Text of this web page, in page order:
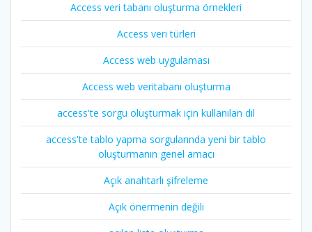
Access veri tabanı oluşturma örnekleri
Access veri türleri
Access web uygulaması
Access web veritabanı oluşturma
access'te sorgu oluşturmak için kullanılan dil
access'te tablo yapma sorgularında yeni bir tablo
oluşturmanın genel amacı
Açık anahtarlı şifreleme
Açık önermenin değili